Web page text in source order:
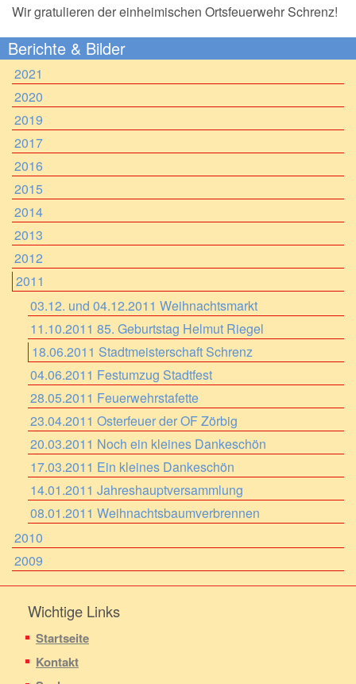
Wir gratulieren der einheimischen Ortsfeuerwehr Schrenz!
Berichte & Bilder
2021
2020
2019
2017
2016
2015
2014
2013
2012
2011
03.12. und 04.12.2011 Weihnachtsmarkt
11.10.2011 85. Geburtstag Helmut Riegel
18.06.2011 Stadtmeisterschaft Schrenz
04.06.2011 Festumzug Stadtfest
28.05.2011 Feuerwehrstafette
23.04.2011 Osterfeuer der OF Zörbig
20.03.2011 Noch ein kleines Dankeschön
17.03.2011 Ein kleines Dankeschön
14.01.2011 Jahreshauptversammlung
08.01.2011 Weihnachtsbaumverbrennen
2010
2009
Wichtige Links
Startseite
Kontakt